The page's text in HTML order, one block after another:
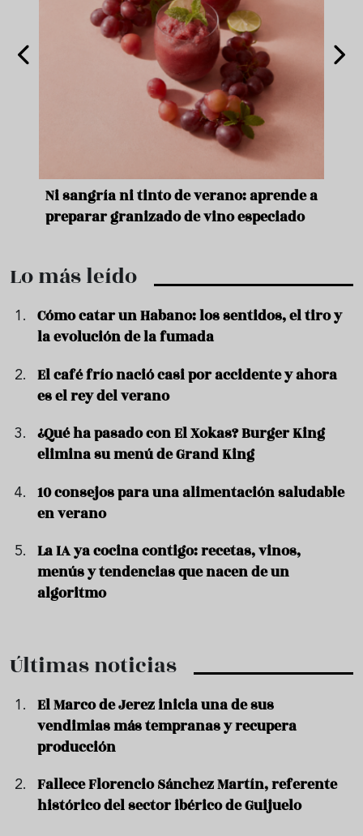
Ni sangría ni tinto de verano: aprende a
preparar granizado de vino especiado
Lo más leído
Cómo catar un Habano: los sentidos, el tiro y
la evolución de la fumada
El café frío nació casi por accidente y ahora
es el rey del verano
¿Qué ha pasado con El Xokas? Burger King
elimina su menú de Grand King
10 consejos para una alimentación saludable
en verano
La IA ya cocina contigo: recetas, vinos,
menús y tendencias que nacen de un
algoritmo
Últimas noticias
El Marco de Jerez inicia una de sus
vendimias más tempranas y recupera
producción
Fallece Florencio Sánchez Martín, referente
histórico del sector ibérico de Guijuelo